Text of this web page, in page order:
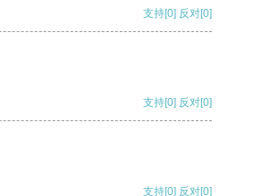
支持[0] 反对[0]
支持[0] 反对[0]
支持[0] 反对[0]